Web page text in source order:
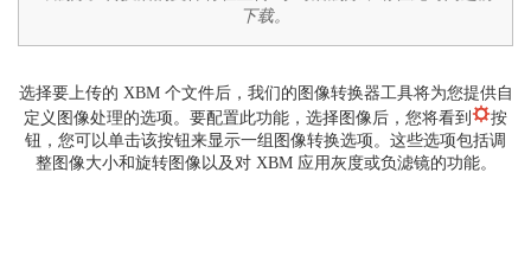
下载。
选择要上传的 XBM 个文件后，我们的图像转换器工具将为您提供自
定义图像处理的选项。要配置此功能，选择图像后，您将看到
按
钮，您可以单击该按钮来显示一组图像转换选项。这些选项包括调
整图像大小和旋转图像以及对 XBM 应用灰度或负滤镜的功能。